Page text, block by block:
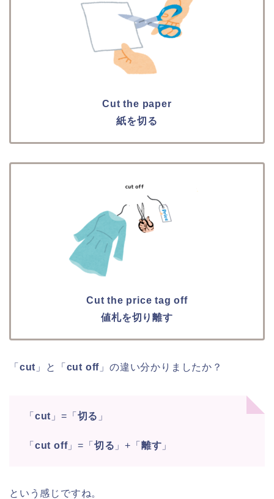
Cut the paper
紙を切る
Cut the price tag off
値札を切り離す
「 cut 」と「 cut off 」の違い分かりましたか？
「 cut 」=「 切る 」
「 cut off」=「 切る 」+「 離す 」
という感じですね。